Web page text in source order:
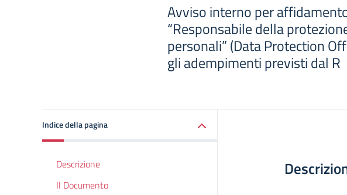
Avviso interno per
“Responsabile della
personali” (Data Protection
gli adempimenti previsti dal R
Indice della pagina
Descrizione
Il Documento